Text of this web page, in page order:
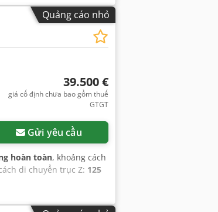
Quảng cáo nhỏ
39.500 €
giá cố định chưa bao gồm thuế
GTGT
Gửi yêu cầu
hoàn toàn, khoảng cách
di chuyển trục Z: 125